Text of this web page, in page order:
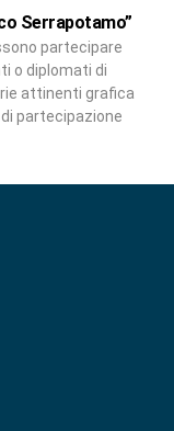
Serrapotamo”
partecipare
o diplomati di
attinenti grafica
partecipazione